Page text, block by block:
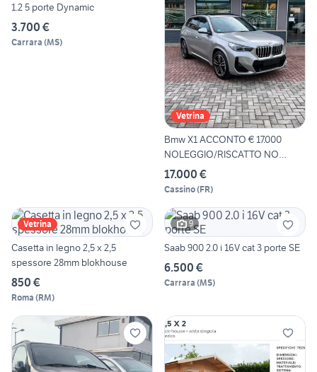
1.2 5 porte Dynamic
3.700 €
Carrara (MS)
Vetrina
Bmw X1 ACCONTO € 17.000
NOLEGGIO/RISCATTO NO
SCORI
17.000 €
Cassino(FR)
Vetrina
Casetta in legno 2,5 x 2,5
spessore 28mm blokhouse
850 €
Roma (RM)
9
Saab 900 2.0 i 16V cat 3 porte SE
6.500 €
Carrara (MS)